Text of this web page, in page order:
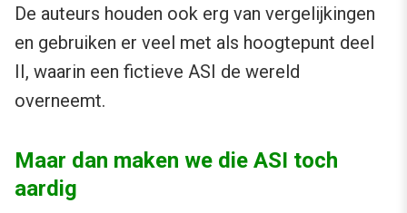
De auteurs houden ook erg van vergelijkingen
en gebruiken er veel met als hoogtepunt deel
II, waarin een fictieve ASI de wereld
overneemt.
Maar dan maken we die ASI toch
aardig